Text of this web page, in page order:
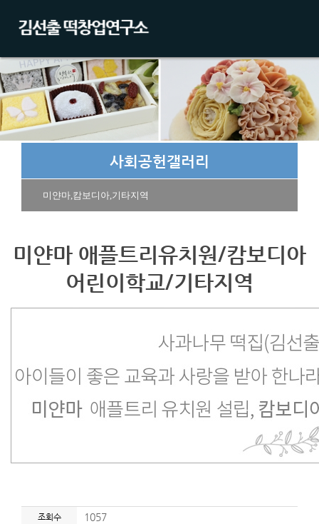
사회공헌갤러리
미얀마,캄보디아,기타지역
미얀마 애플트리유치원/캄보디아
어린이학교/기타지역
조회수 1057